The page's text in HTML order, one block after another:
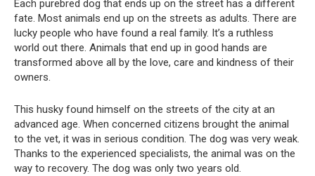
Each purebred dog that ends up on the street has a different
fate. Most animals end up on the streets as adults. There are
lucky people who have found a real family. It’s a ruthless
world out there. Animals that end up in good hands are
transformed above all by the love, care and kindness of their
owners.
This husky found himself on the streets of the city at an
advanced age. When concerned citizens brought the animal
to the vet, it was in serious condition. The dog was very weak.
Thanks to the experienced specialists, the animal was on the
way to recovery. The dog was only two years old.